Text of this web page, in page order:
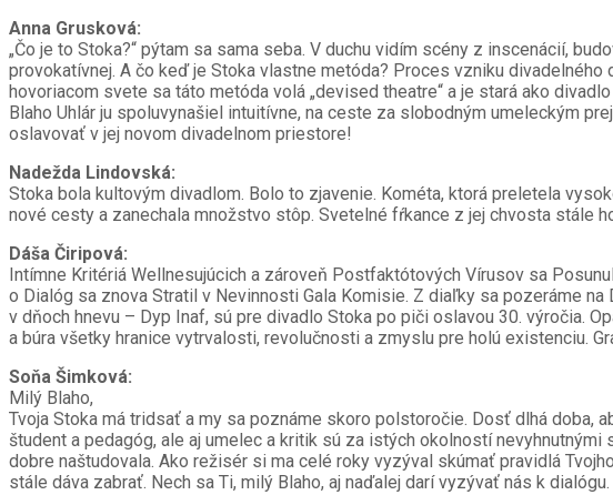
Anna Grusková:
„Čo je to Stoka?“ pýtam sa sama seba. V duchu vidím scény z inscenácií,
provokatívnej. A čo keď je Stoka vlastne metóda? Proces vzniku
hovoriacom svete sa táto metóda volá „devised theatre“ a je stará ako
Blaho Uhlár ju spoluvynašiel intuitívne, na ceste za slobodným umeleckým
oslavovať v jej novom divadelnom priestore!
Nadežda Lindovská:
Stoka bola kultovým divadlom. Bolo to zjavenie. Kométa, ktorá preletela
nové cesty a zanechala množstvo stôp. Svetelné fŕkance z jej chvosta stále
Dáša Čiripová:
Intímne Kritériá Wellnesujúcich a zároveň Postfaktótových Vírusov sa
o Dialóg sa znova Stratil v Nevinnosti Gala Komisie. Z diaľky sa pozeráme
v dňoch hnevu – Dyp Inaf, sú pre divadlo Stoka po piči oslavou 30. výročia.
a búra všetky hranice vytrvalosti, revolučnosti a zmyslu pre holú existenciu.
Soňa Šimková:
Milý Blaho,
Tvoja Stoka má tridsať a my sa poznáme skoro polstoročie. Dosť dlhá doba,
študent a pedagóg, ale aj umelec a kritik sú za istých okolností
dobre naštudovala. Ako režisér si ma celé roky vyzýval skúmať pravidlá
stále dáva zabrať. Nech sa Ti, milý Blaho, aj naďalej darí vyzývať nás k dialógu.